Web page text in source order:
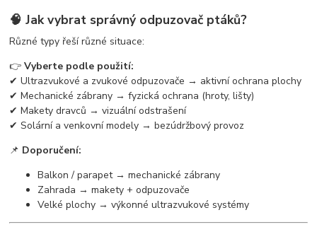
🧠 Jak vybrat správný odpuzovač ptáků?
Různé typy řeší různé situace:
👉Vyberte podle použití:
✔ Ultrazvukové a zvukové odpuzovače → aktivní ochrana plochy
✔ Mechanické zábrany → fyzická ochrana (hroty, lišty)
✔ Makety dravců → vizuální odstrašení
✔ Solární a venkovní modely → bezúdržbový provoz
📌 Doporučení:
Balkon / parapet → mechanické zábrany
Zahrada → makety + odpuzovače
Velké plochy → výkonné ultrazvukové systémy